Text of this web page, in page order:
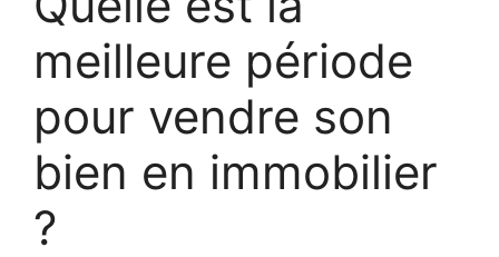
meilleure période
pour vendre son
bien en immobilier
?